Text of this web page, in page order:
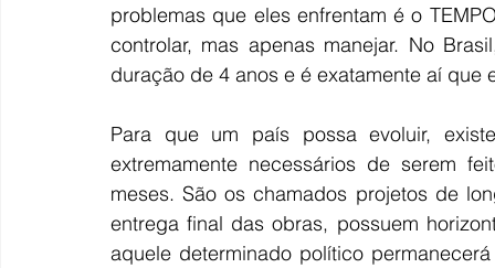
problemas que eles enfrentam é o
controlar, mas apenas manejar. No
duração de 4 anos e é exatamente aí que
Para que um país possa evoluir,
extremamente necessários de serem
meses. São os chamados projetos de
entrega final das obras, possuem
aquele determinado político